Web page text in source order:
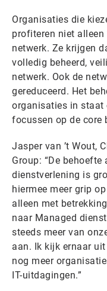
Organisaties die
profiteren niet alleen
netwerk. Ze krijgen
volledig beheerd,
netwerk. Ook de
gereduceerd. Het
organisaties in staat
focussen op de core
Jasper van ’t Wout,
Group: “De behoefte
dienstverlening is
hiermee meer grip
alleen met
naar Managed
steeds meer van
aan. Ik kijk ernaar
nog meer
IT-uitdagingen.”